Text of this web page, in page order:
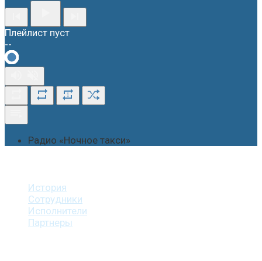
Плейлист пуст
--
1
Радио «Ночное такси»
История
Сотрудники
Исполнители
Партнеры